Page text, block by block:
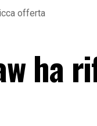
offerta
ha